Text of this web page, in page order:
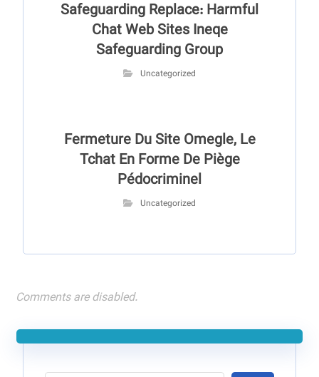
Safeguarding Replace: Harmful
Chat Web Sites Ineqe
Safeguarding Group
Uncategorized
Fermeture Du Site Omegle, Le
Tchat En Forme De Piège
Pédocriminel
Uncategorized
Comments are disabled.